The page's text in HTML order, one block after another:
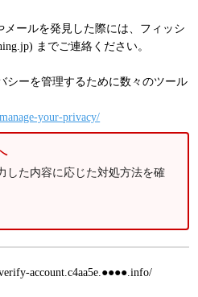
ールを発見した際には、フィッシ
までご連絡ください。
シーを管理するために数々のツール
your-privacy/
した内容に応じた対処方法を確
account.c4aa5e.●●●●.info/